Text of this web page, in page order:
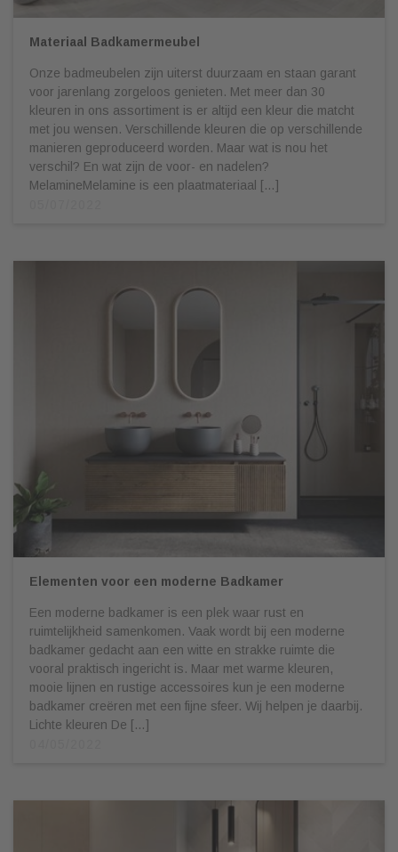
Materiaal Badkamermeubel
Onze badmeubelen zijn uiterst duurzaam en staan garant
voor jarenlang zorgeloos genieten. Met meer dan 30
kleuren in ons assortiment is er altijd een kleur die matcht
met jou wensen. Verschillende kleuren die op verschillende
manieren geproduceerd worden. Maar wat is nou het
verschil? En wat zijn de voor- en nadelen?
MelamineMelamine is een plaatmateriaal […]
Elementen voor een moderne Badkamer
Een moderne badkamer is een plek waar rust en
ruimtelijkheid samenkomen. Vaak wordt bij een moderne
badkamer gedacht aan een witte en strakke ruimte die
vooral praktisch ingericht is. Maar met warme kleuren,
mooie lijnen en rustige accessoires kun je een moderne
badkamer creëren met een fijne sfeer. Wij helpen je daarbij.
Lichte kleuren De […]